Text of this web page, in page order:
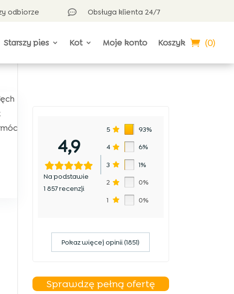
odbiorze  Obsługa klienta 24/7
Starszy pies Kot Moje konto Koszyk (0)
4,9
Na podstawie
1 857 recenzji
5 93%
4 6%
3 1%
2 0%
1 0%
Pokaz więcej opinii (1851)
Sprawdzę pełną ofertę